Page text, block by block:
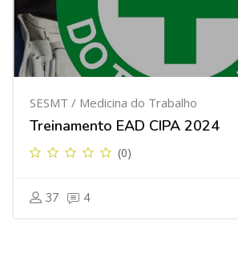
SESMT / Medicina do Trabalho
Treinamento EAD CIPA 2024
(0)
37 4